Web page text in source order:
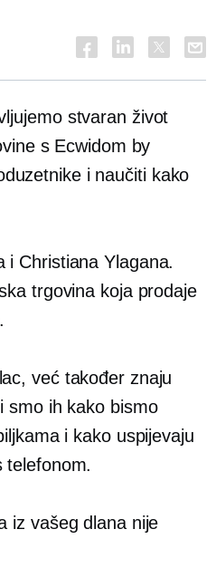
stvaran život
s Ecwidom by
i naučiti kako
i Christiana Ylagana.
trgovina koja prodaje
već također znaju
smo ih kako bismo
i kako uspijevaju
telefonom.
iz vašeg dlana nije